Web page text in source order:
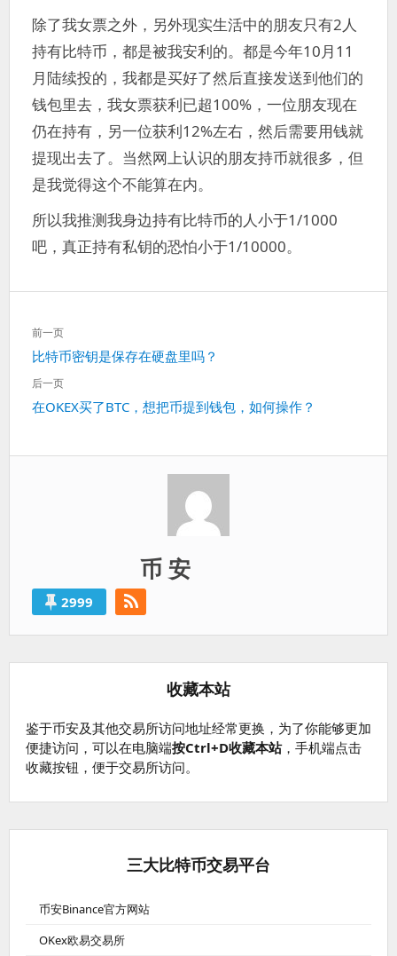
除了我女票之外，另外现实生活中的朋友只有2人
持有比特币，都是被我安利的。都是今年10月11
月陆续投的，我都是买好了然后直接发送到他们的
钱包里去，我女票获利已超100%，一位朋友现在
仍在持有，另一位获利12%左右，然后需要用钱就
提现出去了。当然网上认识的朋友持币就很多，但
是我觉得这个不能算在内。
所以我推测我身边持有比特币的人小于1/1000
吧，真正持有私钥的恐怕小于1/10000。
文
章
导
航
前一页
上
一
比特币密钥是保存在硬盘里吗？
后一页
下
在OKEX买了BTC，想把币提到钱包，如何操作？
币 安
2999
收藏本站
鉴于币安及其他交易所访问地址经常更换，为了你能够更加
便捷访问，可以在电脑端按Ctrl+D收藏本站，手机端点击
收藏按钮，便于交易所访问。
三大比特币交易平台
币安Binance官方网站
OKex欧易交易所